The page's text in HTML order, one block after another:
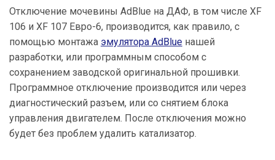
Отключение мочевины AdBlue на ДАФ, в том числе XF
106 и XF 107 Евро-6, производится, как правило, с
помощью монтажа эмулятора AdBlue нашей
разработки, или программным способом с
сохранением заводской оригинальной прошивки.
Программное отключение производится или через
диагностический разъем, или со снятием блока
управления двигателем. После отключения можно
будет без проблем удалить катализатор.